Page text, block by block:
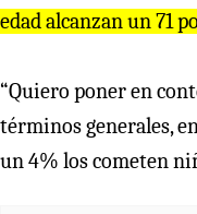
edad alcanzan un 71
“Quiero poner en
términos generales,
un 4% los cometen